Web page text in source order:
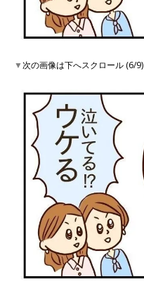
▼次の画像は下へスクロール (6/9)